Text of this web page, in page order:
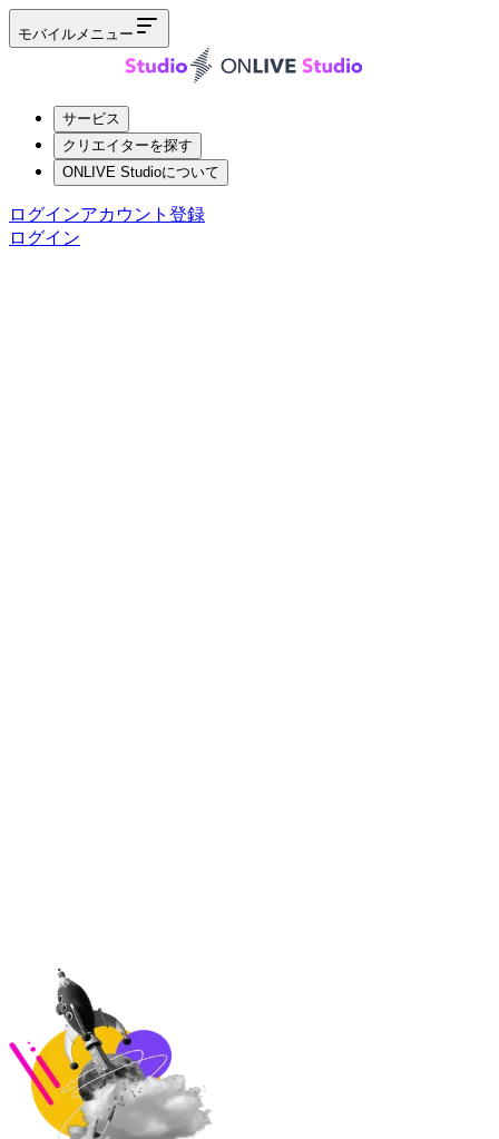
モバイルメニュー
サービス
クリエイターを探す
ONLIVE Studioについて
ログインアカウント登録
ログイン